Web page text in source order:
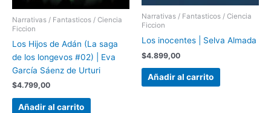
Narrativas / Fantasticos / Ciencia
Ficcion
Los Hijos de Adán (La saga
de los longevos #02) | Eva
García Sáenz de Urturi
$4.799,00
Añadir al carrito
Narrativas / Fantasticos / Ciencia
Ficcion
Los inocentes | Selva Almada
$4.899,00
Añadir al carrito